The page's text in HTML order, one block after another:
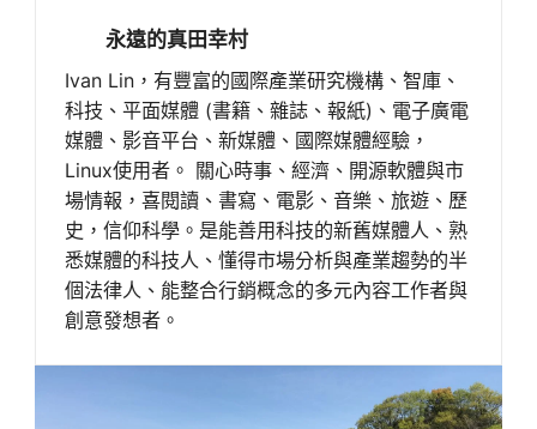
永遠的真田幸村
Ivan Lin，有豐富的國際產業研究機構、智庫、
科技、平面媒體 (書籍、雜誌、報紙)、電子廣電
媒體、影音平台、新媒體、國際媒體經驗，
Linux使用者。 關心時事、經濟、開源軟體與市
場情報，喜閱讀、書寫、電影、音樂、旅遊、歷
史，信仰科學。是能善用科技的新舊媒體人、熟
悉媒體的科技人、懂得市場分析與產業趨勢的半
個法律人、能整合行銷概念的多元內容工作者與
創意發想者。